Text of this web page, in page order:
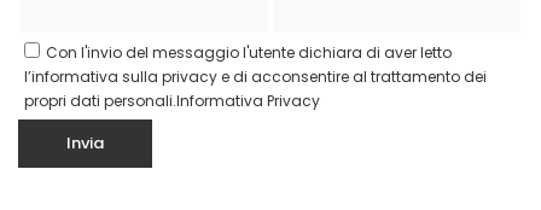
Con l'invio del messaggio l'utente dichiara di aver letto
l’informativa sulla privacy e di acconsentire al trattamento dei
propri dati personali.Informativa Privacy